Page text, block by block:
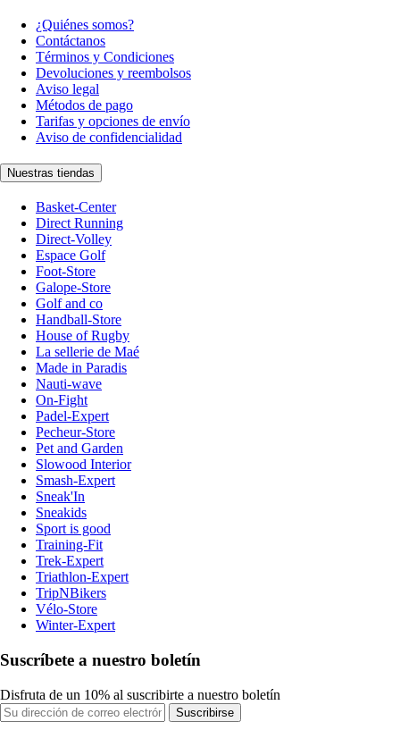
¿Quiénes somos?
Contáctanos
Términos y Condiciones
Devoluciones y reembolsos
Aviso legal
Métodos de pago
Tarifas y opciones de envío
Aviso de confidencialidad
Nuestras tiendas
Basket-Center
Direct Running
Direct-Volley
Espace Golf
Foot-Store
Galope-Store
Golf and co
Handball-Store
House of Rugby
La sellerie de Maé
Made in Paradis
Nauti-wave
On-Fight
Padel-Expert
Pecheur-Store
Pet and Garden
Slowood Interior
Smash-Expert
Sneak'In
Sneakids
Sport is good
Training-Fit
Trek-Expert
Triathlon-Expert
TripNBikers
Vélo-Store
Winter-Expert
Suscríbete a nuestro boletín
Disfruta de un 10% al suscribirte a nuestro boletín
Suscribirse